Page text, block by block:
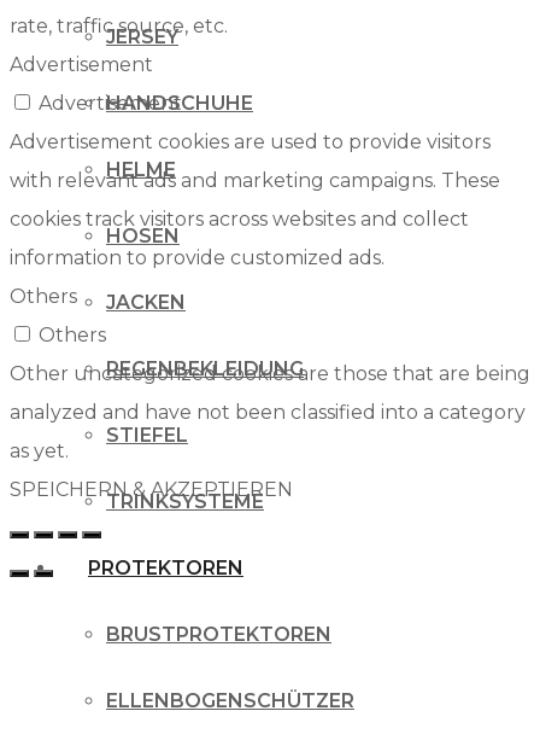
JERSEY
HANDSCHUHE
HELME
HOSEN
JACKEN
REGENBEKLEIDUNG
STIEFEL
TRINKSYSTEME
PROTEKTOREN
BRUSTPROTEKTOREN
ELLENBOGENSCHÜTZER
rate, traffic source, etc.
Advertisement
Advertisement
Advertisement cookies are used to provide visitors
with relevant ads and marketing campaigns. These
cookies track visitors across websites and collect
information to provide customized ads.
Others
Others
Other uncategorized cookies are those that are being
analyzed and have not been classified into a category
as yet.
SPEICHERN & AKZEPTIEREN